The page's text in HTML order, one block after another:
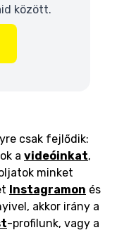
között.
csak fejlődik:
a videóinkat,
minket
Instagramon és
akkor irány a
-profilunk, vagy a